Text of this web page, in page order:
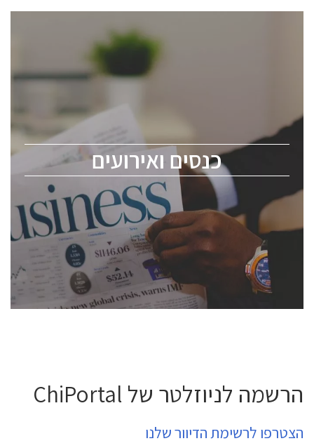
כנסים ואירועים
כנסים ואירועים
לכל העוסקים בתעשיית הסמיקונדקטור כולל מהנדסים,
ChipEx2026 will be held on May 12-13, 2026. The
conference is intended for everyone involved in the
semiconductor industry, including engineers,
professional experts, and senior executives.
לחץ לפרטים
הרשמה לניוזלטר של ChiPortal
הצטרפו לרשימת הדיוור שלנו